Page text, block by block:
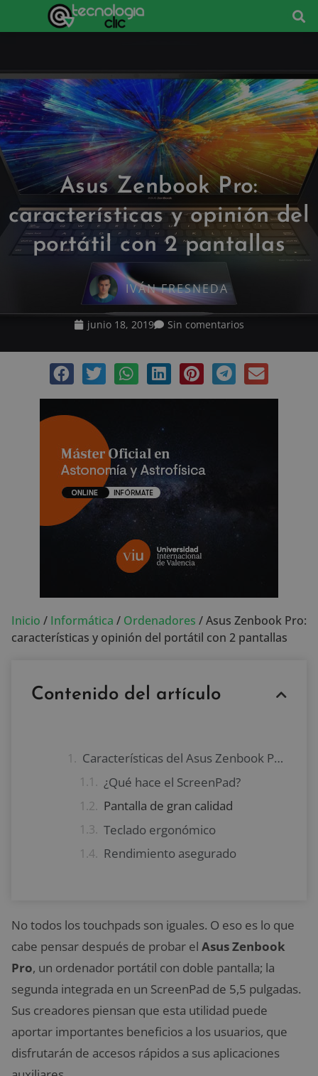
Asus Zenbook Pro:
características y opinión del
portátil con 2 pantallas
IVÁN FRESNEDA
junio 18, 2019 Sin comentarios
Inicio / Informática / Ordenadores /Asus Zenbook Pro:
características y opinión del portátil con 2 pantallas
Contenido del artículo
Características del Asus Zenbook Pro con doble pantalla
¿Qué hace el ScreenPad?
Pantalla de gran calidad
Teclado ergonómico
Rendimiento asegurado
No todos los touchpads son iguales. O eso es lo que
cabe pensar después de probar el Asus Zenbook
Pro, un ordenador portátil con doble pantalla; la
segunda integrada en un ScreenPad de 5,5 pulgadas.
Sus creadores piensan que esta utilidad puede
aportar importantes beneficios a los usuarios, que
disfrutarán de accesos rápidos a sus aplicaciones